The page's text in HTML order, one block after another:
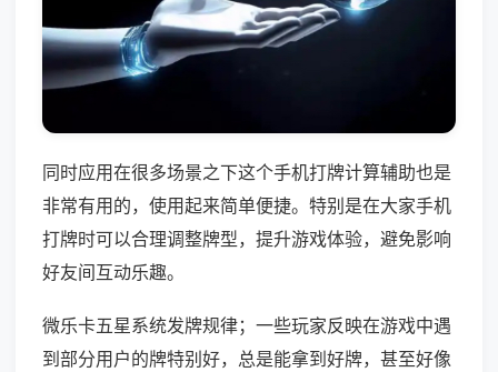
同时应用在很多场景之下这个手机打牌计算辅助也是
非常有用的，使用起来简单便捷。特别是在大家手机
打牌时可以合理调整牌型，提升游戏体验，避免影响
好友间互动乐趣。
微乐卡五星系统发牌规律；一些玩家反映在游戏中遇
到部分用户的牌特别好，总是能拿到好牌，甚至好像